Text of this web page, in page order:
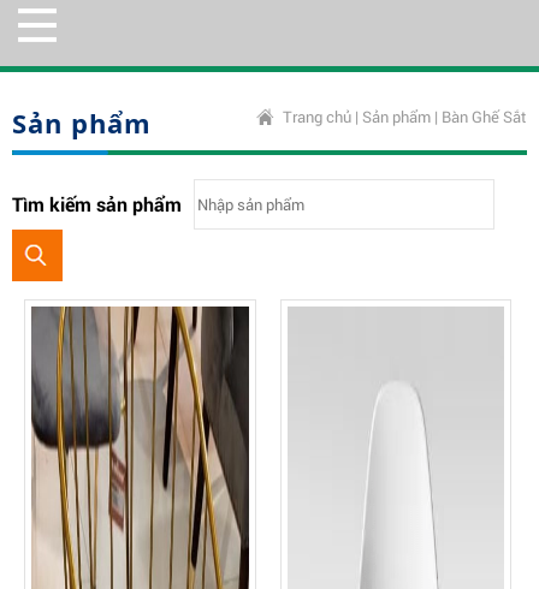
Sản phẩm Trang chủ | Sản phẩm | Bàn Ghế Sắt
Tìm kiếm sản phẩm